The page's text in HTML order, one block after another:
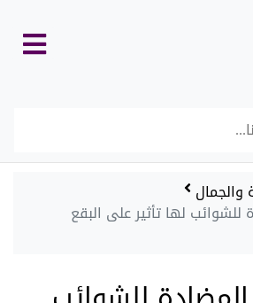
والجمال
للشوائب لها تأثير على البقع